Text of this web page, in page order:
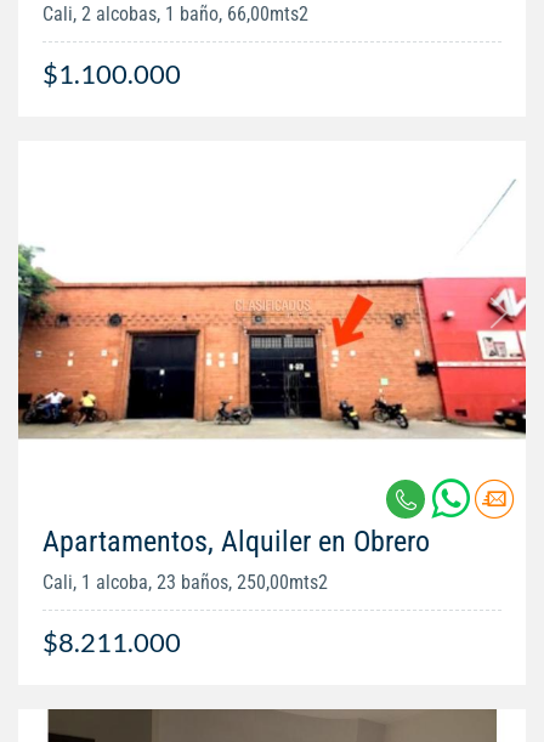
Cali, 2 alcobas, 1 baño, 66,00mts2
$1.100.000
Apartamentos, Alquiler en Obrero
Cali, 1 alcoba, 23 baños, 250,00mts2
$8.211.000